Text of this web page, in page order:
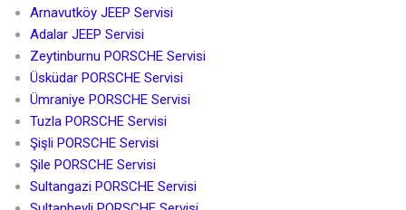
Arnavutköy JEEP Servisi
Adalar JEEP Servisi
Zeytinburnu PORSCHE Servisi
Üsküdar PORSCHE Servisi
Ümraniye PORSCHE Servisi
Tuzla PORSCHE Servisi
Şişli PORSCHE Servisi
Şile PORSCHE Servisi
Sultangazi PORSCHE Servisi